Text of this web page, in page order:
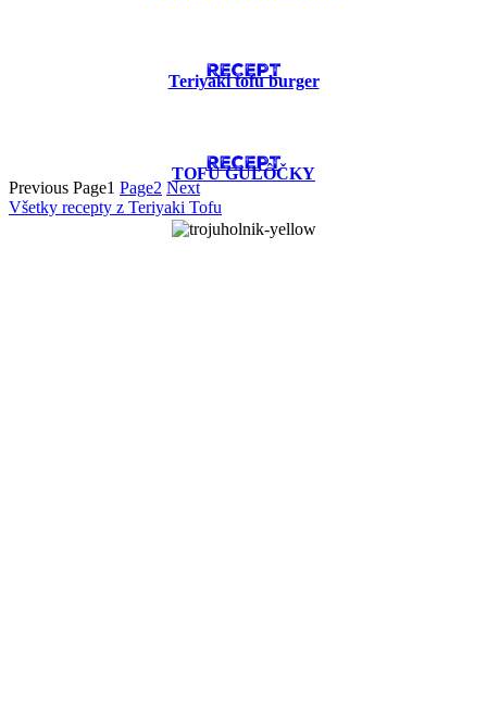
RECEPT
Teriyaki tofu burger
RECEPT
TOFU GUĽÔČKY
Previous Page1 Page2 Next
Všetky recepty z Teriyaki Tofu